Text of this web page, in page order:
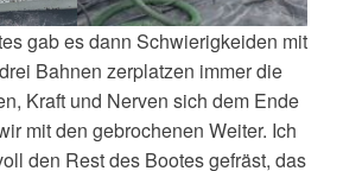
gab es dann Schwierigkeiden mit
Bahnen zerplatzen immer die
Kraft und Nerven sich dem Ende
mit den gebrochenen Weiter. Ich
den Rest des Bootes gefräst, das